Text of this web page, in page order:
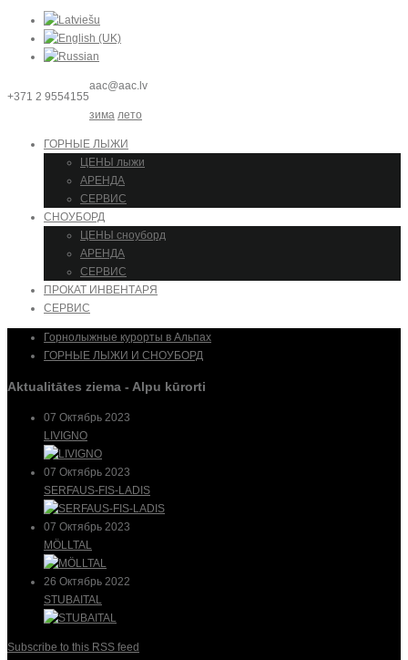
+371 2 9554155
aac@aac.lv
зима лето
ГОРНЫЕ ЛЫЖИ
ЦЕНЫ лыжи
АРЕНДА
СЕРВИС
СНОУБОРД
ЦЕНЫ сноуборд
АРЕНДА
СЕРВИС
ПРОКАТ ИНВЕНТАРЯ
СЕРВИС
Горнолыжные курорты в Альпах
ГОРНЫЕ ЛЫЖИ И СНОУБОРД
Aktualitātes ziema - Alpu kūrorti
07 Октябрь 2023
LIVIGNO
07 Октябрь 2023
SERFAUS-FIS-LADIS
07 Октябрь 2023
MÖLLTAL
26 Октябрь 2022
STUBAITAL
Subscribe to this RSS feed